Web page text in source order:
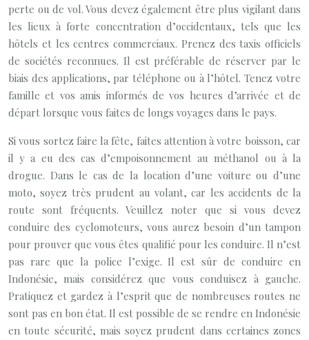
perte ou de vol. Vous devez également être plus vigilant dans
les lieux à forte concentration d’occidentaux, tels que les
hôtels et les centres commerciaux. Prenez des taxis officiels
de sociétés reconnues. Il est préférable de réserver par le
biais des applications, par téléphone ou à l’hôtel. Tenez votre
famille et vos amis informés de vos heures d’arrivée et de
départ lorsque vous faites de longs voyages dans le pays.
Si vous sortez faire la fête, faites attention à votre boisson, car
il y a eu des cas d’empoisonnement au méthanol ou à la
drogue. Dans le cas de la location d’une voiture ou d’une
moto, soyez très prudent au volant, car les accidents de la
route sont fréquents. Veuillez noter que si vous devez
conduire des cyclomoteurs, vous aurez besoin d’un tampon
pour prouver que vous êtes qualifié pour les conduire. Il n’est
pas rare que la police l’exige. Il est sûr de conduire en
Indonésie, mais considérez que vous conduisez à gauche.
Pratiquez et gardez à l’esprit que de nombreuses routes ne
sont pas en bon état. Il est possible de se rendre en Indonésie
en toute sécurité, mais soyez prudent dans certaines zones